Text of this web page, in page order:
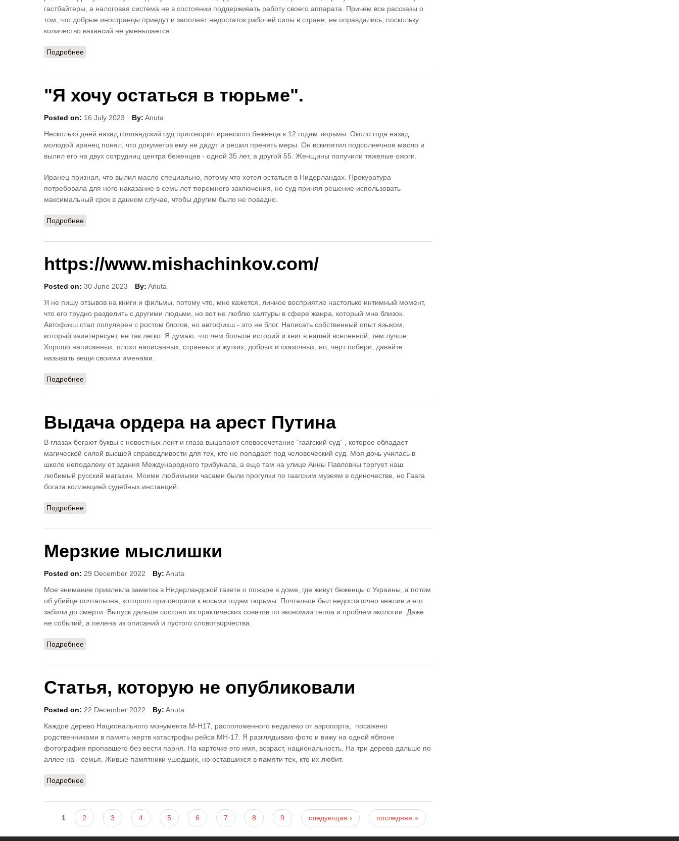
гастбайтеры, а налоговая система не в состоянии поддерживать работу своего аппарата. Причем все рассказы о
том, что добрые иностранцы приедут и заполнят недостаток рабочей силы в стране, не оправдались, поскольку
количество вакансий не уменьшается.
Подробнее
"Я хочу остаться в тюрьме".
Posted on: 16 July 2023 By: Anuta
Несколько дней назад голландский суд приговорил иранского беженца к 12 годам тюрьмы. Около года назад
молодой иранец понял, что докуметов ему не дадут и решил пренять меры. Он вскипятил подсолнечное масло и
вылил его на двух сотрудниц центра беженцев - одной 35 лет, а другой 55. Женщины получили тяжелые ожоги.
Иранец признал, что вылил масло специально, потому что хотел остаться в Нидерландах. Прокуратура
потребовала для него наказание в семь лет тюремного заключения, но суд принял решение использовать
максимальный срок в данном случае, чтобы другим было не повадно.
Подробнее
https://www.mishachinkov.com/
Posted on: 30 June 2023 By: Anuta
Я не пишу отзывов на книги и фильмы, потому что, мне кажется, личное восприятие настолько интимный момент,
что его трудно разделить с другими людьми, но вот не люблю халтуры в сфере жанра, который мне близок.
Автофикш стал популярен с ростом блогов, но автофикш - это не блог. Написать собственный опыт языком,
который заинтересует, не так легко. Я думаю, что чем больше историй и книг в нашей вселенной, тем лучше.
Хорошо написанных, плохо написанных, странных и жутких, добрых и сказочных, но, черт побери, давайте
называть вещи своими именами.
Подробнее
Выдача ордера на арест Путина
В глазах бегают буквы с новостных лент и глаза выцапают словосочетание “гаагский суд” , которое обладает
магической силой высшей справедливости для тех, кто не попадает под человеческий суд. Моя дочь училась в
школе неподалеку от здания Международного трибунала, а еще там на улице Анны Павловны торгует наш
любимый русский магазин. Моими любимыми часами были прогулки по гаагским музеям в одиночестве, но Гаага
богата коллекцией судебных инстанций.
Подробнее
Мерзкие мыслишки
Posted on: 29 December 2022 By: Anuta
Мое внимание привлекла заметка в Нидерландской газете о пожаре в доме, где живут беженцы с Украины, а потом
об убийце почтальона, которого приговорили к восьми годам тюрьмы. Почтальон был недостаточно вежлив и его
забили до смерти. Выпуск дальше состоял из практических советов по экономии тепла и проблем экологии. Даже
не событий, а пелена из описаний и пустого словотворчества.
Подробнее
Статья, которую не опубликовали
Posted on: 22 December 2022 By: Anuta
Каждое дерево Национального монумента M-H17, расположенного недалеко от аэропорта, посажено
родственниками в память жертв катастрофы рейса MH-17. Я разглядываю фото и вижу на одной яблоне
фотография пропавшего без вести парня. На карточке его имя, возраст, национальность. На три дерева дальше по
аллее на - семья. Живые памятники ушедших, но оставшихся в памяти тех, кто их любит.
Подробнее
Страницы
1 2 3 4 5 6 7 8 9 следующая › последняя »